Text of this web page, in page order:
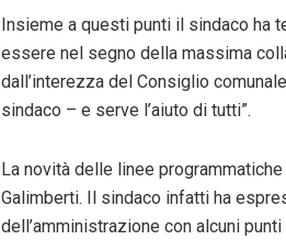
Insieme a questi punti il sindaco ha
essere nel segno della massima
dall’interezza del Consiglio
sindaco – e serve l’aiuto di tutti”.
La novità delle linee
Galimberti. Il sindaco infatti ha
dell’amministrazione con alcuni